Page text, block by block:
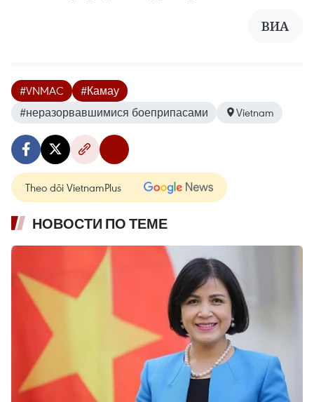
ВИА
#VNMAC
#Камау
#неразорвавшимися боеприпасами
Vietnam
Theo dõi VietnamPlus
НОВОСТИ ПО ТЕМЕ